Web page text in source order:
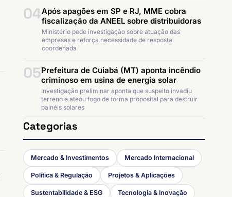
04Após apagões em SP e RJ, MME cobra
fiscalização da ANEEL sobre distribuidoras
Ministério pede investigação sobre atuação das
empresas e reforça necessidade de resposta
coordenada
05Prefeitura de Cuiabá (MT) aponta incêndio
criminoso em usina de energia solar
Investigação preliminar aponta que suspeito invadiu
terreno e ateou fogo de forma proposital para destruir
painéis solares
Categorias
Mercado & Investimentos Mercado Internacional
Política & Regulação Projetos & Aplicações
Sustentabilidade & ESG Tecnologia & Inovação